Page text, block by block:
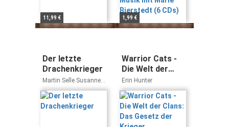
11,99 € 1,99 €
Der letzte
Drachenkrieger
Martin Selle Susanne
Knauss
Warrior Cats -
Die Welt der
Clans: Das
Gesetz der
Krieger
Erin Hunter